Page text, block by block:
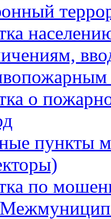
о
пункты
по